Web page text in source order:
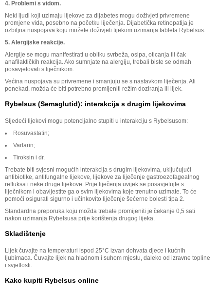
4. Problemi s vidom.
Neki ljudi koji uzimaju lijekove za dijabetes mogu doživjeti privremene
promjene vida, posebno na početku liječenja. Dijabetička retinopatija je
ozbiljna nuspojava koju možete doživjeti tijekom uzimanja tableta Rybelsus.
5. Alergijske reakcije.
Alergije se mogu manifestirati u obliku svrbeža, osipa, oticanja ili čak
anafilaktičkih reakcija. Ako sumnjate na alergiju, trebali biste se odmah
posavjetovati s liječnikom.
Većina nuspojava su privremene i smanjuju se s nastavkom liječenja. Ali
ponekad, možda će biti potrebno promijeniti režim doziranja ili lijek.
Rybelsus (Semaglutid): interakcija s drugim lijekovima
Sljedeći lijekovi mogu potencijalno stupiti u interakciju s Rybelsusom:
Rosuvastatin;
Varfarin;
Tiroksin i dr.
Trebate biti svjesni mogućih interakcija s drugim lijekovima, uključujući
antibiotike, antifungalne lijekove, lijekove za liječenje gastroezofagealnog
refluksa i neke druge lijekove. Prije liječenja uvijek se posavjetujte s
liječnikom i obavijestite ga o svim lijekovima koje trenutno uzimate. To će
pomoći osigurati sigurno i učinkovito liječenje šećerne bolesti tipa 2.
Standardna preporuka koju možda trebate promijeniti je čekanje 0,5 sati
nakon uzimanja Rybelsusa prije korištenja drugog lijeka.
Skladištenje
Lijek čuvajte na temperaturi ispod 25°C izvan dohvata djece i kućnih
ljubimaca. Čuvajte lijek na hladnom i suhom mjestu, daleko od izravne topline
i svjetlosti.
Kako kupiti Rybelsus online